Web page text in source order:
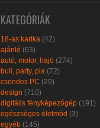
KATEGÓRIÁK
18-as karika (42)
ajánló (63)
autó, motor, hajó (274)
buli, party, pia (72)
csendes PC (29)
design (710)
digitális fényképezőgép (191)
egészséges életmód (3)
egyéb (145)